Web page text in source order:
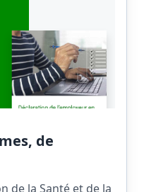
de
de la Santé et de la